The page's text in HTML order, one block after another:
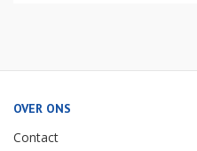
OVER ONS
Contact